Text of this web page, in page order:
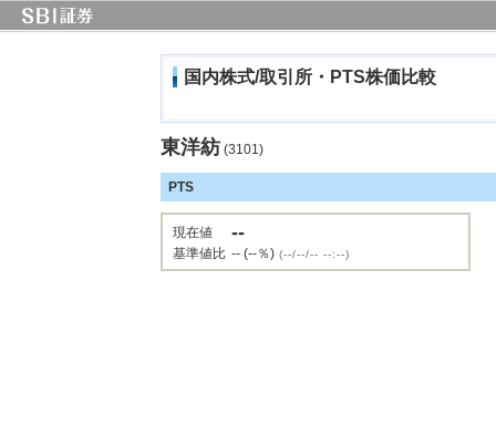
国内株式/取引所・PTS株価比較
東洋紡 (3101)
PTS
現在値 --
基準値比 -- (--％) (--/--/-- --:--)